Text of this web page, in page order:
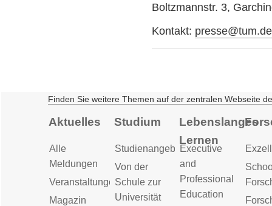
Boltzmannstr. 3,
Kontakt: presse@tum.de
Finden Sie weitere Themen auf der zentralen Webseite
Aktuelles
Alle
Meldungen
Veranstaltungen
Magazin
Studium
Studienangebot
Von der
Schule zur
Universität
Lebenslanges
Lernen
Executive
and
Professional
Education